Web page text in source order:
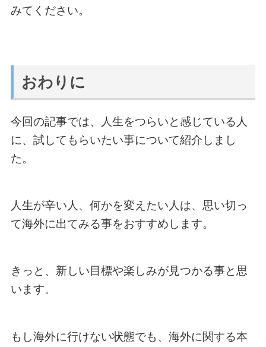
みてください。
おわりに
今回の記事では、人生をつらいと感じている人
に、試してもらいたい事について紹介しまし
た。
人生が辛い人、何かを変えたい人は、思い切っ
て海外に出てみる事をおすすめします。
きっと、新しい目標や楽しみが見つかる事と思
います。
もし海外に行けない状態でも、海外に関する本